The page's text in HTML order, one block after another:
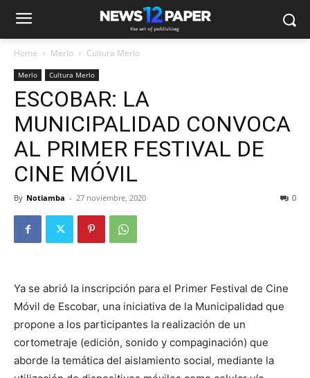
Home Merlo Cultura Merlo
Merlo Cultura Merlo
ESCOBAR: LA
MUNICIPALIDAD CONVOCA
AL PRIMER FESTIVAL DE
CINE MÓVIL
By Notiamba - 27 noviembre, 2020 0
Ya se abrió la inscripción para el Primer Festival de Cine
Móvil de Escobar, una iniciativa de la Municipalidad que
propone a los participantes la realización de un
cortometraje (edición, sonido y compaginación) que
aborde la temática del aislamiento social, mediante la